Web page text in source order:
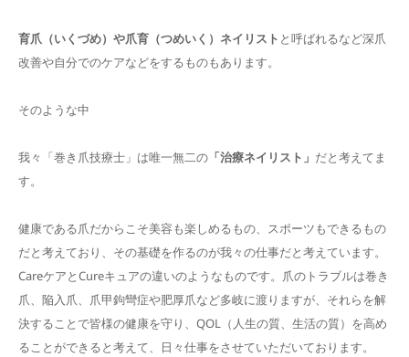
育爪（いくづめ）や爪育（つめいく）ネイリスト と呼ばれるなど深爪
改善や自分でのケアなどをするものもあります。
そのような中
我々「巻き爪技療士」は唯一無二の 「治療ネイリスト」 だと考えてま
す。
健康である爪だからこそ美容も楽しめるもの、スポーツもできるもの
だと考えており、その基礎を作るのが我々の仕事だと考えています。
CareケアとCureキュアの違いのようなものです。爪のトラブルは巻き
爪、陥入爪、爪甲鉤彎症や肥厚爪など多岐に渡りますが、それらを解
決することで皆様の健康を守り、QOL（人生の質、生活の質）を高め
ることができると考えて、日々仕事をさせていただいております。